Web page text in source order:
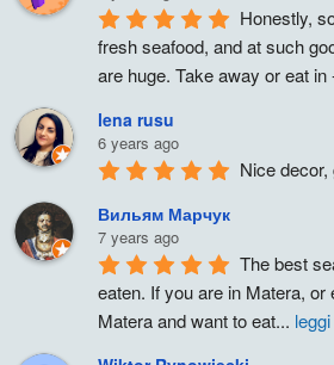
Honestly,
fresh seafood, and at such
are huge. Take away or eat in
lena rusu
6 years ago
Nice decor,
Вильям Марчук
7 years ago
The best
eaten. If you are in Matera,
Matera and want to eat...